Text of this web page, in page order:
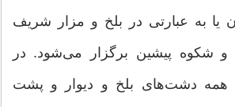
یا به عبارتی در بلخ و مزار شریف
و شکوه پیشین برگزار می‌شود. در
همه دشت‌های بلخ و دیوار و پشت